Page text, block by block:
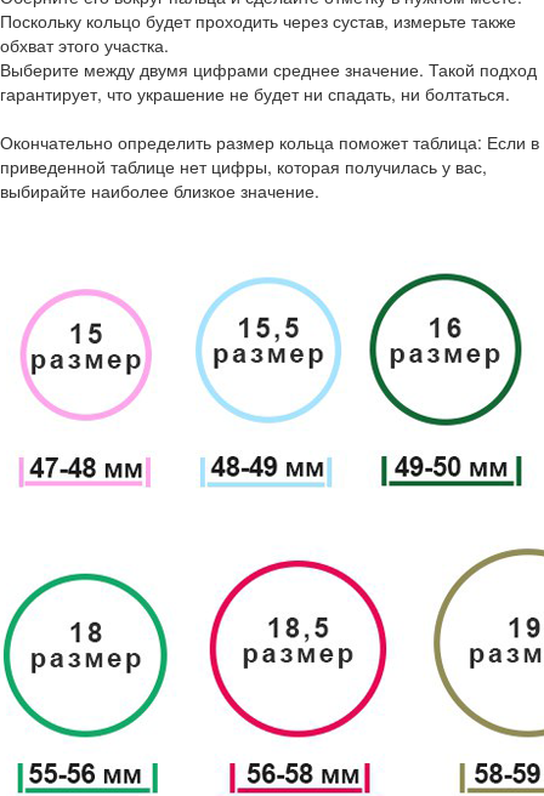
Поскольку кольцо будет проходить через сустав, измерьте также
обхват этого участка.
Выберите между двумя цифрами среднее значение. Такой подход
гарантирует, что украшение не будет ни спадать, ни болтаться.
Окончательно определить размер кольца поможет таблица: Если в
приведенной таблице нет цифры, которая получилась у вас,
выбирайте наиболее близкое значение.